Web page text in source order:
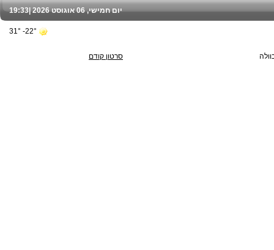
סרטון קודם
19:33 יום חמישי, 06 אוגוסט 2026 |
22°- 31°